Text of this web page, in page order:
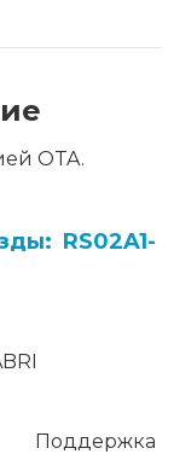
OTA.
RS02A1-
Поддержка